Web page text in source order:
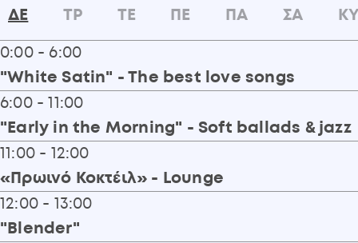
ΔΕ ΤΡ ΤΕ ΠΕ ΠΑ ΣΑ
0:00 - 6:00
"White Satin" - The best love songs
:
6:00 - 11:00
"Early in the Morning" - Soft ballads & jazz
:
11:00 - 12:00
«Πρωινό Κοκτέιλ» - Lounge
:
12:00 - 13:00
"Blender"